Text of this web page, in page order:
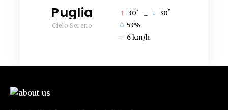
Puglia
Cielo Sereno
30° 30°
53%
6 km/h